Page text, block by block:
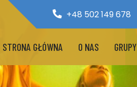
+48 502 149 678
STRONA GŁÓWNA O NAS GRUPY